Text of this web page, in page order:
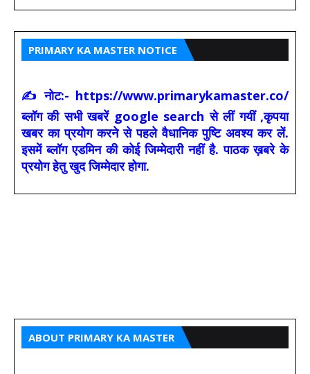
PRIMARY KA MASTER NOTICE
✍ नोट:- https://www.primarykamaster.co/
ब्लॉग की सभी खबरें google search से लीं गयीं ,कृपया
खबर का प्रयोग करने से पहले वैधानिक पुष्टि अवश्य कर लें.
इसमें ब्लॉग एडमिन की कोई जिम्मेदारी नहीं है. पाठक ख़बरे के
प्रयोग हेतु खुद जिम्मेदार होगा.
ABOUT PRIMARY KA MASTER